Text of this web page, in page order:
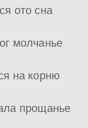
ото сна
молчанье
на корню
прощанье